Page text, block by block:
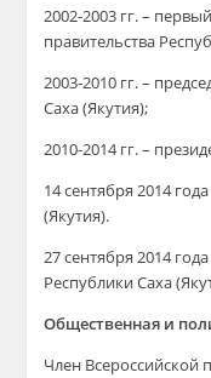
2002-2003 гг. –
правительства
2003-2010 гг. –
Саха (Якутия);
2010-2014 гг. –
14 сентября 2014
(Якутия).
27 сентября 2014
Республики Саха
Общественная и
Член Всероссийской